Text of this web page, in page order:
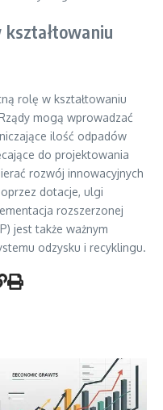
rolę w kształtowaniu
mogą wprowadzać
ilość odpadów
do projektowania
rozwój innowacyjnych
dotacje, ulgi
rozszerzonej
jest także ważnym
odzysku i recyklingu.